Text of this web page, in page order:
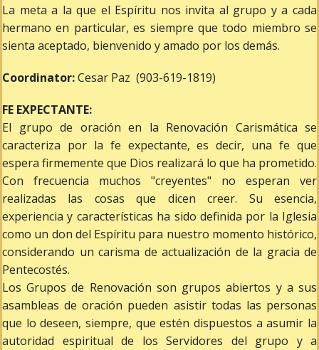
La meta a la que el Espíritu nos invita al grupo y a cada
hermano en particular, es siempre que todo miembro se
sienta aceptado, bienvenido y amado por los demás.
Coordinator:Cesar Paz (903-619-1819)
FE EXPECTANTE:
El grupo de oración en la Renovación Carismática se
caracteriza por la fe expectante, es decir, una fe que
espera firmemente que Dios realizará lo que ha prometido.
Con frecuencia muchos "creyentes" no esperan ver
realizadas las cosas que dicen creer. Su esencia,
experiencia y características ha sido definida por la Iglesia
como un don del Espíritu para nuestro momento histórico,
considerando un carisma de actualización de la gracia de
Pentecostés.
Los Grupos de Renovación son grupos abiertos y a sus
asambleas de oración pueden asistir todas las personas
que lo deseen, siempre, que estén dispuestos a asumir la
autoridad espiritual de los Servidores del grupo y a